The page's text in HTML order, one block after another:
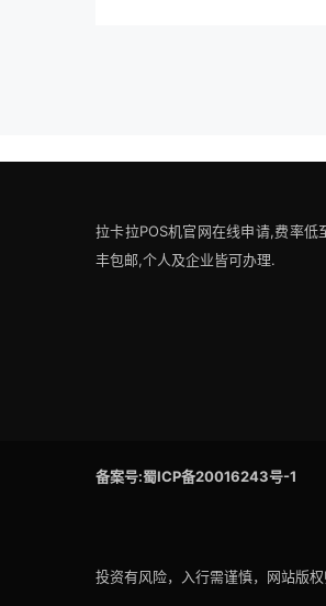
拉卡拉POS机官网在线申请,费率
丰包邮,个人及企业皆可办理.
备案号:蜀ICP备20016243号-1
投资有风险，入行需谨慎，网站版